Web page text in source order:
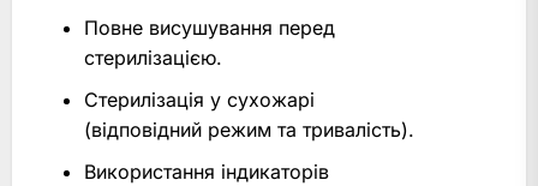
Повне висушування перед
стерилізацією.
Стерилізація у сухожарі
(відповідний режим та тривалість).
Використання індикаторів